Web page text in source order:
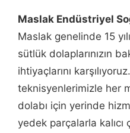
Maslak Endüstriyel
Maslak genelinde 15
sütlük dolaplarınızın
ihtiyaçlarını
teknisyenlerimizle her
dolabı için yerinde
yedek parçalarla kalıcı